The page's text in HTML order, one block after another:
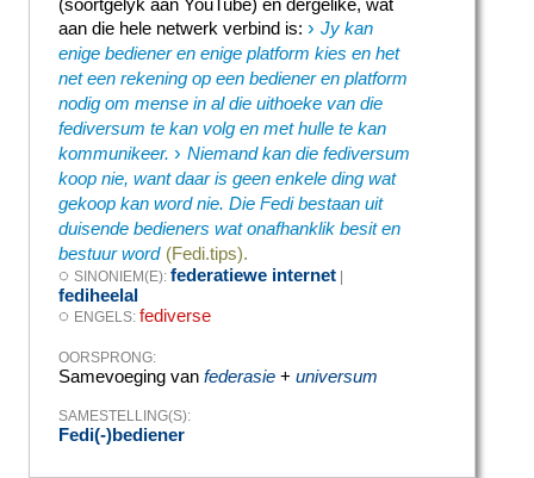
(soortgelyk aan YouTube) en dergelike, wat
aan die hele netwerk verbind is:› Jy kan
enige bediener en enige platform kies en het
net een rekening op een bediener en platform
nodig om mense in al die uithoeke van die
fediversum te kan volg en met hulle te kan
kommunikeer. › Niemand kan die fediversum
koop nie, want daar is geen enkele ding wat
gekoop kan word nie. Die Fedi bestaan ​​uit
duisende bedieners wat onafhanklik besit en
bestuur word (Fedi.tips).
◌SINONIEM(E):federatiewe internet |
fediheelal
◌ ENGELS:fediverse
OORSPRONG:
Samevoeging vanfederasie +universum
SAMESTELLING(S):
Fedi(-)bediener